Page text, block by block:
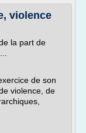
violence
la part de
de son
violence, de